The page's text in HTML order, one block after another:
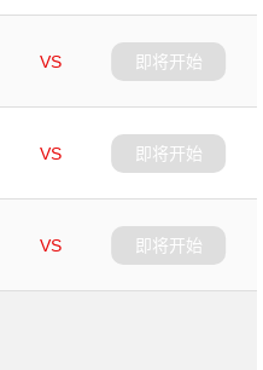
VS
即将开始
VS
即将开始
VS
即将开始